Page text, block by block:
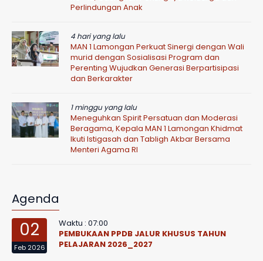
Perlindungan Anak
4 hari yang lalu
MAN 1 Lamongan Perkuat Sinergi dengan Wali
murid dengan Sosialisasi Program dan
Perenting Wujudkan Generasi Berpartisipasi
dan Berkarakter
1 minggu yang lalu
Meneguhkan Spirit Persatuan dan Moderasi
Beragama, Kepala MAN 1 Lamongan Khidmat
Ikuti Istigasah dan Tabligh Akbar Bersama
Menteri Agama RI
Agenda
02
Feb 2026
Waktu : 07:00
PEMBUKAAN PPDB JALUR KHUSUS TAHUN
PELAJARAN 2026_2027